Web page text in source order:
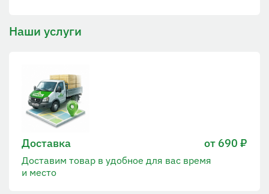
Наши услуги
Доставка от 690 ₽
Доставим товар в удобное для вас время
и место